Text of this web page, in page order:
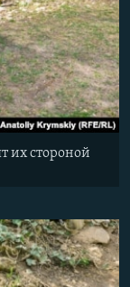
их стороной